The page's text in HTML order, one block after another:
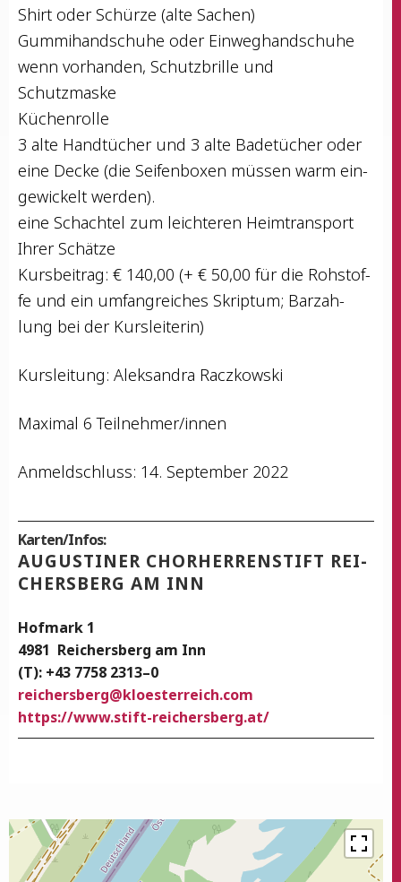
Shirt oder Schür­ze (alte Sachen)
Gum­mi­hand­schu­he oder Einweghandschuhe
wenn vor­han­den, Schutz­bril­le und
Schutzmaske
Küchenrolle
3 alte Hand­tü­cher und 3 alte Bade­tü­cher oder
eine Decke (die Sei­fen­bo­xen müs­sen warm ein­
ge­wi­ckelt werden).
eine Schach­tel zum leich­te­ren Heim­trans­port
Ihrer Schätze
Kurs­bei­trag: € 140,00 (+ € 50,00 für die Roh­stof­
fe und ein umfang­rei­ches Skrip­tum; Bar­zah­
lung bei der Kursleiterin)
Kurs­lei­tung: Alek­san­dra Raczkowski
Maxi­mal 6 Teilnehmer/innen
Anmel­dschluss: 14. Sep­tem­ber 2022
Karten/Infos:
AUGUS­TI­NER CHOR­HER­REN­STIFT REI­
CHERS­BERG AM INN
Hof­mark 1
4981 Rei­chers­berg am Inn
(T): +43 7758 2313–0
rei­chers­berg@kloesterreich.com
https://www.stift-reichersberg.at/